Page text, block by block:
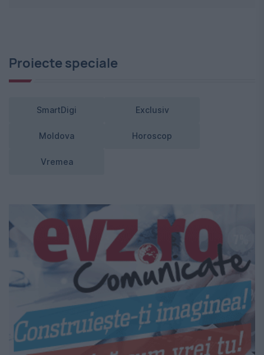
Proiecte speciale
SmartDigi Exclusiv
Moldova Horoscop
Vremea